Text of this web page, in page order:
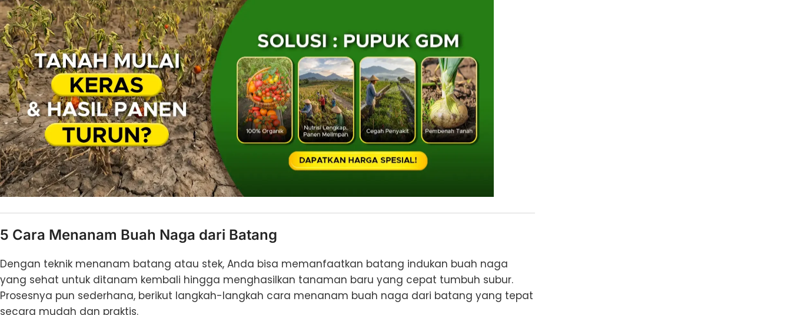
5 Cara Menanam Buah Naga dari Batang
Dengan teknik menanam batang atau stek, Anda bisa memanfaatkan batang indukan buah naga
yang sehat untuk ditanam kembali hingga menghasilkan tanaman baru yang cepat tumbuh subur.
Prosesnya pun sederhana, berikut langkah-langkah cara menanam buah naga dari batang yang tepat
secara mudah dan praktis.